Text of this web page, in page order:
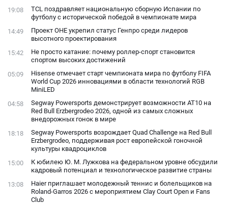
19:08
TCL поздравляет национальную сборную Испании по
футболу с исторической победой в чемпионате мира
14:49
Проект ОНЕ укрепил статус Генпро среди лидеров
высотного проектирования
15:42
Не просто катание: почему роллер-спорт становится
спортом высоких достижений
05:09
Hisense отмечает старт чемпионата мира по футболу FIFA
World Cup 2026 инновациями в области технологий RGB
MiniLED
04:58
Segway Powersports демонстрирует возможности AT10 на
Red Bull Erzbergrodeo 2026, одной из самых сложных
внедорожных гонок в мире
18:18
Segway Powersports возрождает Quad Challenge на Red Bull
Erzbergrodeo, поддерживая рост европейской гоночной
культуры квадроциклов
15:00
К юбилею Ю. М. Лужкова на федеральном уровне обсудили
кадровый потенциал и технологическое развитие страны
13:08
Haier приглашает молодежный теннис и болельщиков на
Roland-Garros 2026 с мероприятием Clay Court Open и Fans
Club